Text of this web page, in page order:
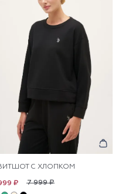
С ХЛОПКОМ
7 999 ₽
₽